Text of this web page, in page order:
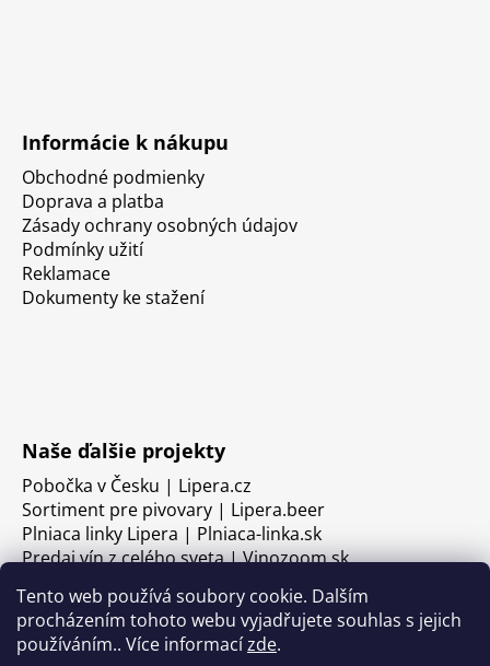
Tento web používá soubory cookie. Dalším
procházením tohoto webu vyjadřujete souhlas s jejich
používáním.. Více informacízde.
Informácie k nákupu
Obchodné podmienky
Doprava a platba
Zásady ochrany osobných údajov
Podmínky užití
Reklamace
Dokumenty ke stažení
Naše ďalšie projekty
Pobočka v Česku | Lipera.cz
Sortiment pre pivovary | Lipera.beer
Plniaca linky Lipera | Plniaca-linka.sk
Predaj vín z celého sveta | Vinozoom.sk